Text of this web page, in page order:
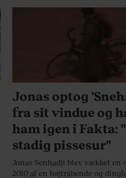
Jonas optog
fra sit vindue og
ham igen i Fakta:
stadig pissesur"
Jonas Senhadji blev vækket en
2010 af en højtråbende og